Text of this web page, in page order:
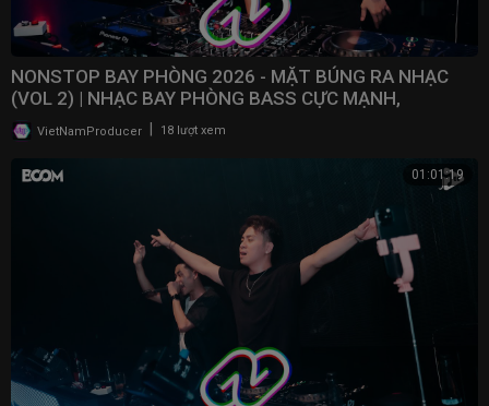
NONSTOP BAY PHÒNG 2026 - MẶT BÚNG RA NHẠC
(VOL 2) | NHẠC BAY PHÒNG BASS CỰC MẠNH,
NONSTOP 2025
VietNamProducer 18 lượt xem
01:01:19